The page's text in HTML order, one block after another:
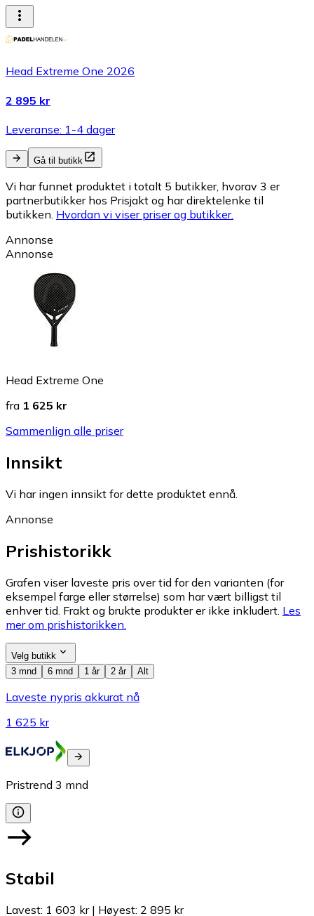
Head Extreme One 2026
2 895 kr
Leveranse: 1-4 dager
Gå til butikk
Vi har funnet produktet i totalt 5 butikker, hvorav 3 er
partnerbutikker hos Prisjakt og har direktelenke til
butikken. Hvordan vi viser priser og butikker.
Annonse
Annonse
Head Extreme One
fra 1 625 kr
Sammenlign alle priser
Innsikt
Vi har ingen innsikt for dette produktet ennå.
Annonse
Prishistorikk
Grafen viser laveste pris over tid for den varianten (for
eksempel farge eller størrelse) som har vært billigst til
enhver tid. Frakt og brukte produkter er ikke inkludert. Les
mer om prishistorikken.
Velg butikk
3 mnd
6 mnd 1 år 2 år Alt
Laveste nypris akkurat nå
1 625 kr
Pristrend 3 mnd
Stabil
Lavest: 1 603 kr| Høyest: 2 895 kr